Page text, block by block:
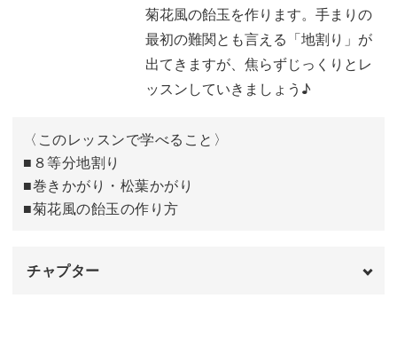
そんな願いを込めながら、手まりのお稽古を一緒に始めて
北極と南極を決める 16:53
生成の刺繍糸でリボン柄を作る 21:10
黄色の刺繍糸で結び目を作る
2つ目の模様を作る
3つ目の模様を作る
4gの巻き玉に模様を作る
菊花風の飴玉を作ります。手まりの
最初の難関とも言える「地割り」が
出てきますが、焦らずじっくりとレ
ッスンしていきましょう♪
〈このレッスンで学べること〉
■８等分地割り
■巻きかがり・松葉かがり
■菊花風の飴玉の作り方
チャプター